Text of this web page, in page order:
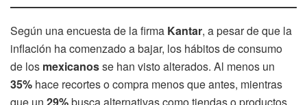
Según una encuesta de la firma Kantar, a pesar de que la
inflación ha comenzado a bajar, los hábitos de consumo
de los mexicanosse han visto alterados. Al menos un
35% hace recortes o compra menos que antes, mientras
que un 29%busca alternativas como tiendas o productos